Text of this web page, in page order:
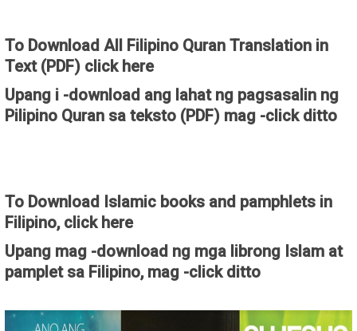
To Download All Filipino Quran Translation in
Text (PDF) click here
Upang i -download ang lahat ng pagsasalin ng
Pilipino Quran sa teksto (PDF) mag -click ditto
To Download Islamic books and pamphlets in
Filipino, click here
Upang mag -download ng mga librong Islam at
pamplet sa Filipino, mag -click ditto